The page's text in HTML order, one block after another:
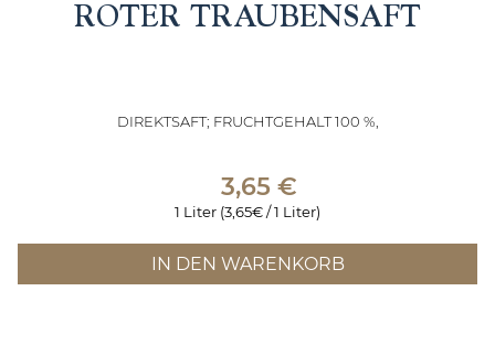
ROTER TRAUBENSAFT
DIREKTSAFT; FRUCHTGEHALT 100 %,
3,65 €
1 Liter (3,65€ / 1 Liter)
IN DEN WARENKORB